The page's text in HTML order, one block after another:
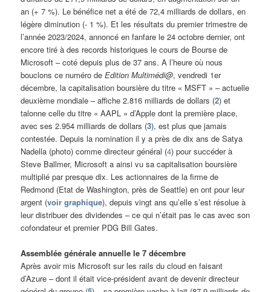
an (+ 7 %). Le bénéfice net a été de 72,4 milliards de dollars, en
légère diminution (- 1 %). Et les résultats du premier trimestre de
l’année 2023/2024, annoncé en fanfare le 24 octobre dernier, ont
encore tiré à des records historiques le cours de Bourse de
Microsoft – coté depuis plus de 37 ans. A l’heure où nous
bouclons ce numéro deEdition Multimédi@, vendredi 1er
décembre, la capitalisation boursière du titre « MSFT » – actuelle
deuxième mondiale – affiche 2.816 milliards de dollars (2) et
talonne celle du titre « AAPL » d’Apple dont la première place,
avec ses 2.954 milliards de dollars (3), est plus que jamais
contestée. Depuis la nomination il y a près de dix ans de Satya
Nadella (photo) comme directeur général (4) pour succéder à
Steve Ballmer, Microsoft a ainsi vu sa capitalisation boursière
multiplié par presque dix. Les actionnaires de la firme de
Redmond (Etat de Washington, près de Seattle) en ont pour leur
argent (voir graphique), depuis vingt ans qu’elle s’est résolue à
leur distribuer des dividendes – ce qui n’était pas le cas avec son
cofondateur et premier PDG Bill Gates.
Assemblée générale annuelle le 7 décembre
Après avoir mis Microsoft sur les rails du cloud en faisant
d’Azure – dont il était vice-président avant de devenir directeur